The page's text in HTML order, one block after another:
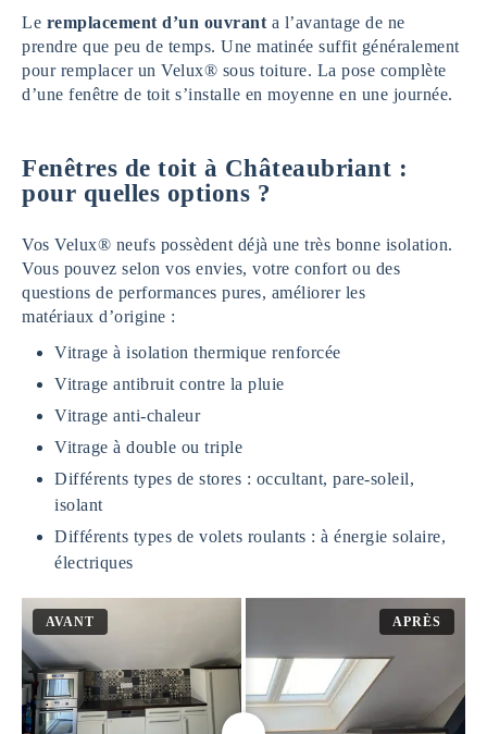
Le remplacement d’un ouvrant a l’avantage de ne
prendre que peu de temps. Une matinée suffit généralement
pour remplacer un Velux® sous toiture. La pose complète
d’une fenêtre de toit s’installe en moyenne en une journée.
Fenêtres de toit à Châteaubriant :
pour quelles options ?
Vos Velux® neufs possèdent déjà une très bonne isolation.
Vous pouvez selon vos envies, votre confort ou des
questions de performances pures, améliorer les
matériaux d’origine :
Vitrage à isolation thermique renforcée
Vitrage antibruit contre la pluie
Vitrage anti-chaleur
Vitrage à double ou triple
Différents types de stores : occultant, pare-soleil,
isolant
Différents types de volets roulants : à énergie solaire,
électriques
AVANT APRÈS